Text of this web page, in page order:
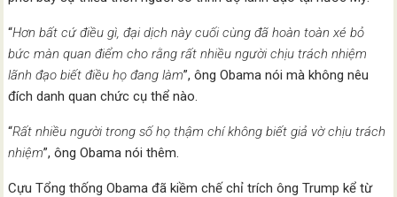
“Hơn bất cứ điều gì, đại dịch này cuối cùng đã hoàn toàn xé bỏ
bức màn quan điểm cho rằng rất nhiều người chịu trách nhiệm
lãnh đạo biết điều họ đang làm”, ông Obama nói mà không nêu
đích danh quan chức cụ thể nào.
“Rất nhiều người trong số họ thậm chí không biết giả vờ chịu trách
nhiệm”, ông Obama nói thêm.
Cựu Tổng thống Obama đã kiềm chế chỉ trích ông Trump kể từ